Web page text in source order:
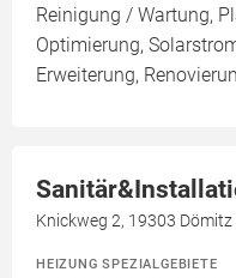
Reinigung / Wartung,
Optimierung,
Erweiterung,
Knickweg 2, 19303
HEIZUNG SPEZIALGEBIETE